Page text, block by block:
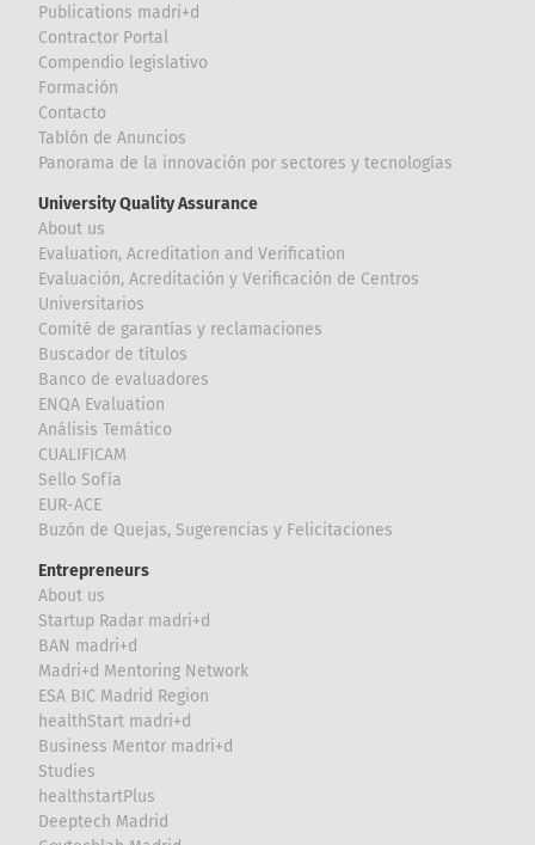
Publications madri+d
Contractor Portal
Compendio legislativo
Formación
Contacto
Tablón de Anuncios
Panorama de la innovación por sectores y tecnologías
University Quality Assurance
About us
Evaluation, Acreditation and Verification
Evaluación, Acreditación y Verificación de Centros
Universitarios
Comité de garantías y reclamaciones
Buscador de títulos
Banco de evaluadores
ENQA Evaluation
Análisis Temático
CUALIFICAM
Sello Sofía
EUR-ACE
Buzón de Quejas, Sugerencias y Felicitaciones
Entrepreneurs
About us
Startup Radar madri+d
BAN madri+d
Madri+d Mentoring Network
ESA BIC Madrid Region
healthStart madri+d
Business Mentor madri+d
Studies
healthstartPlus
Deeptech Madrid